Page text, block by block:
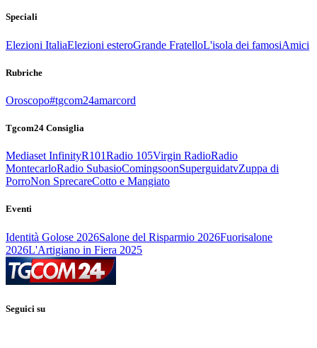
Speciali
Elezioni ItaliaElezioni esteroGrande FratelloL'isola dei famosiAmici
Rubriche
Oroscopo#tgcom24amarcord
Tgcom24 Consiglia
Mediaset InfinityR101Radio 105Virgin RadioRadio
MontecarloRadio SubasioComingsoonSuperguidatvZuppa di
PorroNon SprecareCotto e Mangiato
Eventi
Identità Golose 2026Salone del Risparmio 2026Fuorisalone
2026L'Artigiano in Fiera 2025
Seguici su